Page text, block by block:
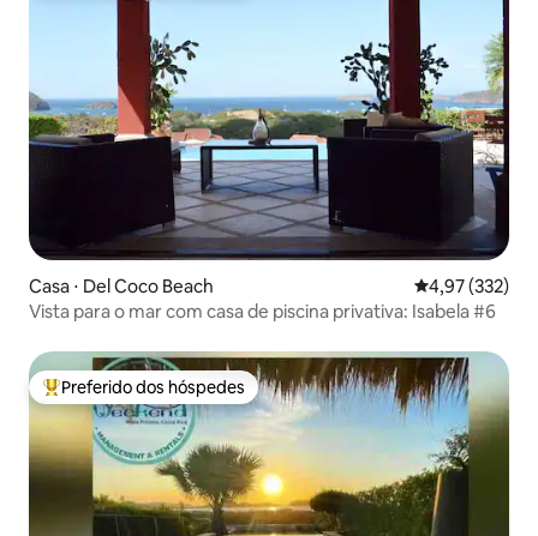
Casa ⋅ Del Coco Beach 4,97 de uma
4,97 (332)
Vista para o mar com casa de piscina privativa: Isabela #6
Entre os melhores preferidos dos hóspedes
Preferido dos hóspedes